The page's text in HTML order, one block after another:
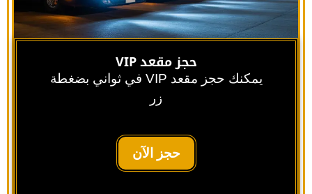
حجز مقعد VIP
يمكنك حجز مقعد VIP في ثواني بضغطة
زر
حجز الآن